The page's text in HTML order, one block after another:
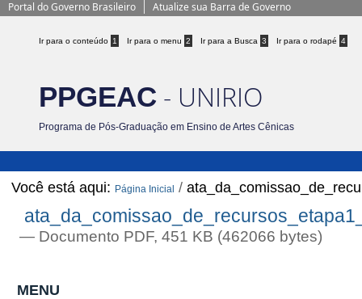
Portal do Governo Brasileiro Atualize sua Barra de Governo
Ir para o conteúdo 1 Ir para o menu 2 Ir para a Busca 3 Ir para o rodapé 4
PPGEAC - UNIRIO
Programa de Pós-Graduação em Ensino de Artes Cênicas
Você está aqui: Página Inicial /
— Documento PDF, 451 KB (462066 bytes)
MENU